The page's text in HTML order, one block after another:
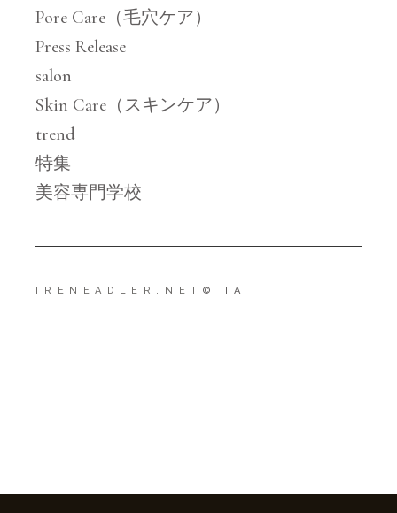
Pore Care（毛穴ケア）
Press Release
salon
Skin Care（スキンケア）
trend
特集
美容専門学校
IRENEADLER.NET © IA